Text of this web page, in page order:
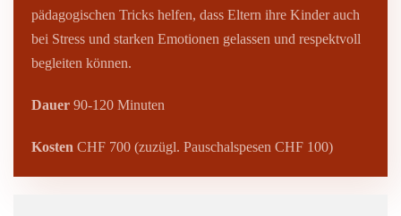
pädagogischen Tricks helfen, dass Eltern ihre Kinder auch
bei Stress und starken Emotionen gelassen und respektvoll
begleiten können.
Dauer 90-120 Minuten
Kosten CHF 700 (zuzügl. Pauschalspesen CHF 100)